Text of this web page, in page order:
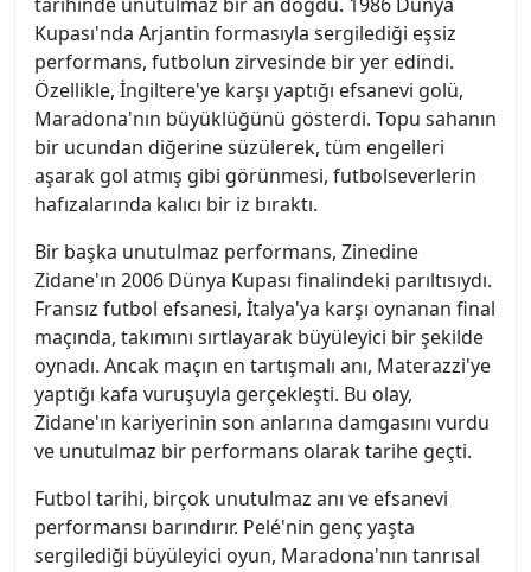
Kupası'nda Arjantin formasıyla sergilediği eşsiz
performans, futbolun zirvesinde bir yer edindi.
Özellikle, İngiltere'ye karşı yaptığı efsanevi golü,
Maradona'nın büyüklüğünü gösterdi. Topu sahanın
bir ucundan diğerine süzülerek, tüm engelleri
aşarak gol atmış gibi görünmesi, futbolseverlerin
hafızalarında kalıcı bir iz bıraktı.
Bir başka unutulmaz performans, Zinedine
Zidane'ın 2006 Dünya Kupası finalindeki parıltısıydı.
Fransız futbol efsanesi, İtalya'ya karşı oynanan final
maçında, takımını sırtlayarak büyüleyici bir şekilde
oynadı. Ancak maçın en tartışmalı anı, Materazzi'ye
yaptığı kafa vuruşuyla gerçekleşti. Bu olay,
Zidane'ın kariyerinin son anlarına damgasını vurdu
ve unutulmaz bir performans olarak tarihe geçti.
Futbol tarihi, birçok unutulmaz anı ve efsanevi
performansı barındırır. Pelé'nin genç yaşta
sergilediği büyüleyici oyun, Maradona'nın tanrısal